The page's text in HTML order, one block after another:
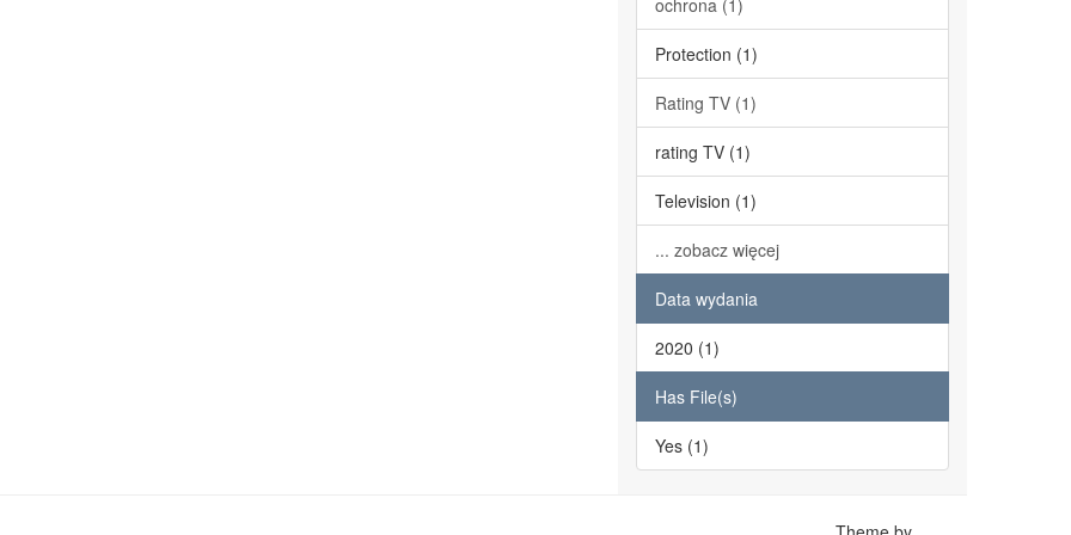
ochrona (1)
Protection (1)
Rating TV (1)
rating TV (1)
Television (1)
... zobacz więcej
Data wydania
2020 (1)
Has File(s)
Yes (1)